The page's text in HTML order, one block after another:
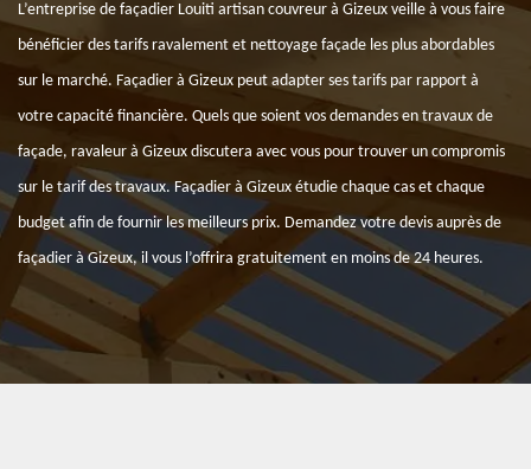
L’entreprise de façadier Louiti artisan couvreur à Gizeux veille à vous faire
bénéficier des tarifs ravalement et nettoyage façade les plus abordables
sur le marché. Façadier à Gizeux peut adapter ses tarifs par rapport à
votre capacité financière. Quels que soient vos demandes en travaux de
façade, ravaleur à Gizeux discutera avec vous pour trouver un compromis
sur le tarif des travaux. Façadier à Gizeux étudie chaque cas et chaque
budget afin de fournir les meilleurs prix. Demandez votre devis auprès de
façadier à Gizeux, il vous l’offrira gratuitement en moins de 24 heures.